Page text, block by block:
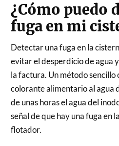
¿Cómo puedo
fuga en mi
Detectar una fuga en la
evitar el desperdicio de agua
la factura. Un método sencillo
colorante alimentario al agua
de unas horas el agua del
señal de que hay una fuga en
flotador.